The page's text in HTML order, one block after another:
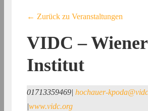
← Zurück zu Veranstaltungen
VIDC – Wiener
Institut
01713359469| hochauer-
|www.vidc.org